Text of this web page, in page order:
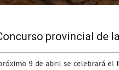
provincial de
9 de abril se celebrará el